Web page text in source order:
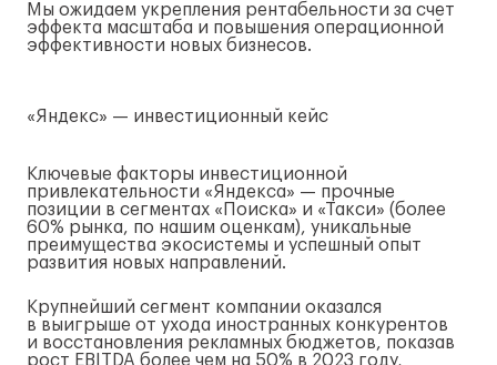
Мы ожидаем укрепления рентабельности за счет
эффекта масштаба и повышения операционной
эффективности новых бизнесов.
«Яндекс» — инвестиционный кейс
Ключевые факторы инвестиционной
привлекательности «Яндекса» — прочные
позиции в сегментах «Поиска» и «Такси» (более
60% рынка, по нашим оценкам), уникальные
преимущества экосистемы и успешный опыт
развития новых направлений.
Крупнейший сегмент компании оказался
в выигрыше от ухода иностранных конкурентов
и восстановления рекламных бюджетов, показав
рост EBITDA более чем на 50% в 2023 году,